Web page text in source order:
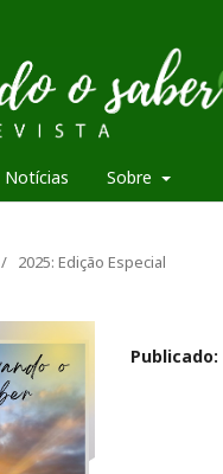
Notícias Sobre
/ 2025: Edição Especial
Publicado: